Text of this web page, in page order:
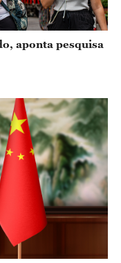
aponta pesquisa